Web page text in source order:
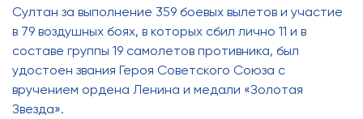
Султан за выполнение 359 боевых вылетов и участие
в 79 воздушных боях, в которых сбил лично 11 и в
составе группы 19 самолетов противника, был
удостоен звания Героя Советского Союза с
вручением ордена Ленина и медали «Золотая
Звезда».